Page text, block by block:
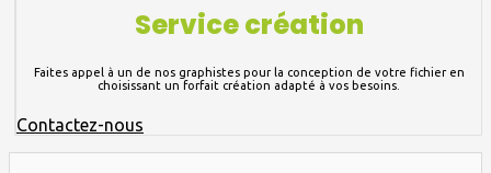
Service création
Faites appel à un de nos graphistes pour la conception de votre fichier en
choisissant un forfait création adapté à vos besoins.
Contactez-nous